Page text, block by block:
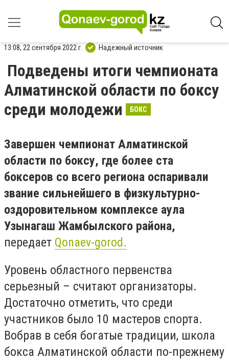
13:08, 22 сентября 2022 г. Надежный источник
Подведены итоги чемпионата
Алматинской области по боксу
среди молодежи
БОКС
Завершен чемпионат Алматинской
области по боксу, где более ста
боксеров со всего региона оспаривали
звание сильнейшего в физкультурно-
оздоровительном комплексе аула
Узынагаш Жамбылского района,
передает Qonaev-gorod.
Уровень областного первенства
серьезный – считают организаторы.
Достаточно отметить, что среди
участников было 10 мастеров спорта.
Вобрав в себя богатые традиции, школа
бокса Алматинской области по-прежнему